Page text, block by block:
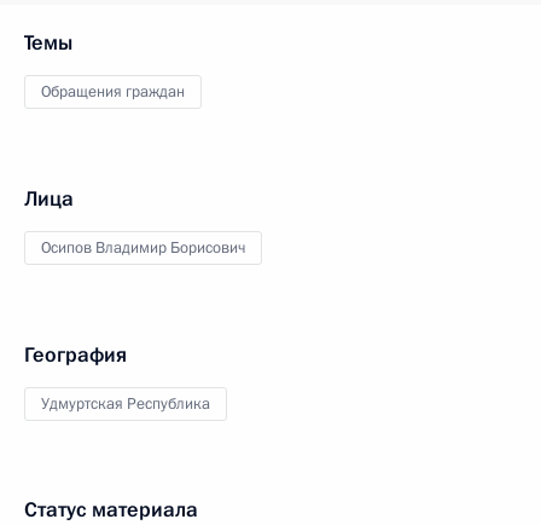
Темы
Обращения граждан
Лица
Осипов Владимир Борисович
География
Удмуртская Республика
Статус материала